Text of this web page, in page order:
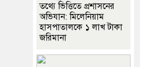
তথ্যে ভিত্তিতে প্রশাসনের
অভিযান: মিলেনিয়াম
হাসপাতালকে ১ লাখ টাকা
জরিমানা